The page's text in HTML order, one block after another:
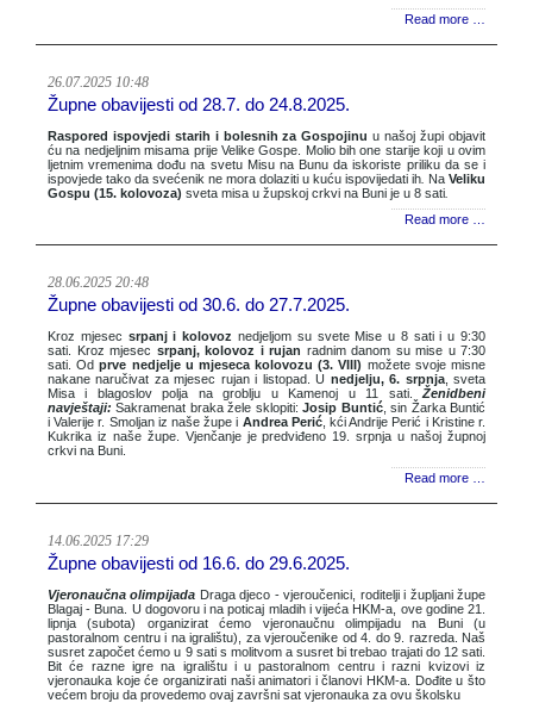
Read more …
26.07.2025 10:48
Župne obavijesti od 28.7. do 24.8.2025.
Raspored ispovjedi starih i bolesnih za Gospojinuu našoj župi objavit
ću na nedjeljnim misama prije Velike Gospe. Molio bih one starije koji u ovim
ljetnim vremenima dođu na svetu Misu na Bunu da iskoriste priliku da se i
ispovjede tako da svećenik ne mora dolaziti u kuću ispovijedati ih Na Veliku
Gospu (15. kolovoza) sveta misa u župskoj crkvi na Buni je u 8 sati
Read more …
28.06.2025 20:48
Župne obavijesti od 30.6. do 27.7.2025.
Kroz mjesec srpanj i kolovoz nedjeljom su svete Mise u 8 sati i u 9:30
sati. Kroz mjesec srpanj, kolovoz i rujan radnim danom su mise u 7:30
sati. Odprve nedjelje u mjeseca kolovozu (3. VIII) možete svoje misne
nakane naručivat za mjesec rujan i listopad. U nedjelju, 6. srpnja, sveta
Misa i blagoslov polja na groblju u Kamenoj u 11 sati. Ženidbeni
navještaji:Sakramenat braka žele sklopiti:Josip Buntić, sin Žarka Buntić
i Valerije r. Smoljan iz naše župe i Andrea Perić, kći Andrije Perić i Kristine r.
Kukrika iz naše župe. Vjenčanje je predviđeno 19. srpnja u našoj župnoj
crkvi na Buni.
Read more …
14.06.2025 17:29
Župne obavijesti od 16.6. do 29.6.2025.
Vjeronaučna olimpijada Draga djeco - vjeroučenici, roditelji i župljani župe
Blagaj - Buna. U dogovoru i na poticaj mladih i vijeća HKM-a, ove godine 21.
lipnja (subota) organizirat ćemo vjeronaučnu olimpijadu na Buni (u
pastoralnom centru i na igralištu), za vjeroučenike od 4. do 9. razreda. Naš
susret započet ćemo u 9 sati s molitvom a susret bi trebao trajati do 12 sati.
Bit će razne igre na igralištu i u pastoralnom centru i razni kvizovi iz
vjeronauka koje će organizirati naši animatori i članovi HKM-a. Dođite u što
većem broju da provedemo ovaj završni sat vjeronauka za ovu školsku